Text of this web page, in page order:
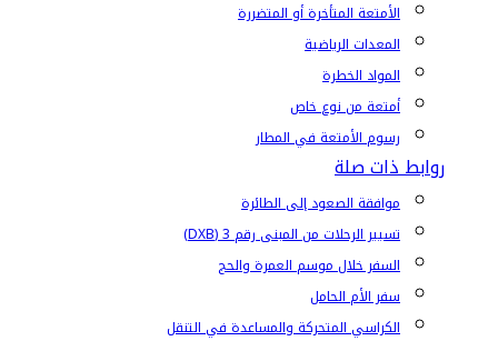
الأمتعة المتأخرة أو المتضررة
المعدات الرياضية
المواد الخطرة
أمتعة من نوع خاص
رسوم الأمتعة في المطار
روابط ذات صلة
موافقة الصعود إلى الطائرة
تسيير الرحلات من المبنى رقم 3 (DXB)
السفر خلال موسم العمرة والحج
سفر الأم الحامل
الكراسي المتحركة والمساعدة في التنقل